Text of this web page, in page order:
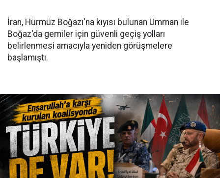
İran, Hürmüz Boğazı'na kıyısı bulunan Umman ile
Boğaz'da gemiler için güvenli geçiş yolları
belirlenmesi amacıyla yeniden görüşmelere
başlamıştı.